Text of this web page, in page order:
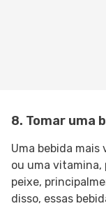
8. Tomar uma
Uma bebida mais
ou uma vitamina,
peixe,
disso, essas